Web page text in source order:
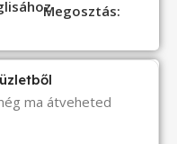
Megosztás:
ma átveheted